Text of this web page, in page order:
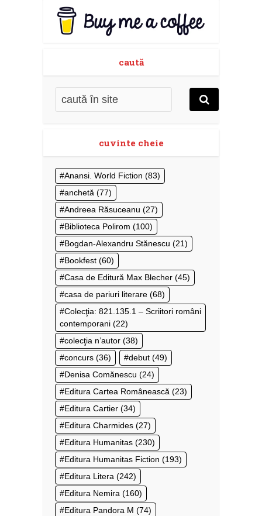
caută
cuvinte cheie
Anansi. World Fiction (83)
anchetă (77)
Andreea Răsuceanu (27)
Biblioteca Polirom (100)
Bogdan-Alexandru Stănescu (21)
Bookfest (60)
Casa de Editură Max Blecher (45)
casa de pariuri literare (68)
Colecţia: 821.135.1 – Scriitori români
contemporani (22)
colecţia n’autor (38)
concurs (36) debut (49)
Denisa Comănescu (24)
Editura Cartea Românească (23)
Editura Cartier (34)
Editura Charmides (27)
Editura Humanitas (230)
Editura Humanitas Fiction (193)
Editura Litera (242)
Editura Nemira (160)
Editura Pandora M (74)